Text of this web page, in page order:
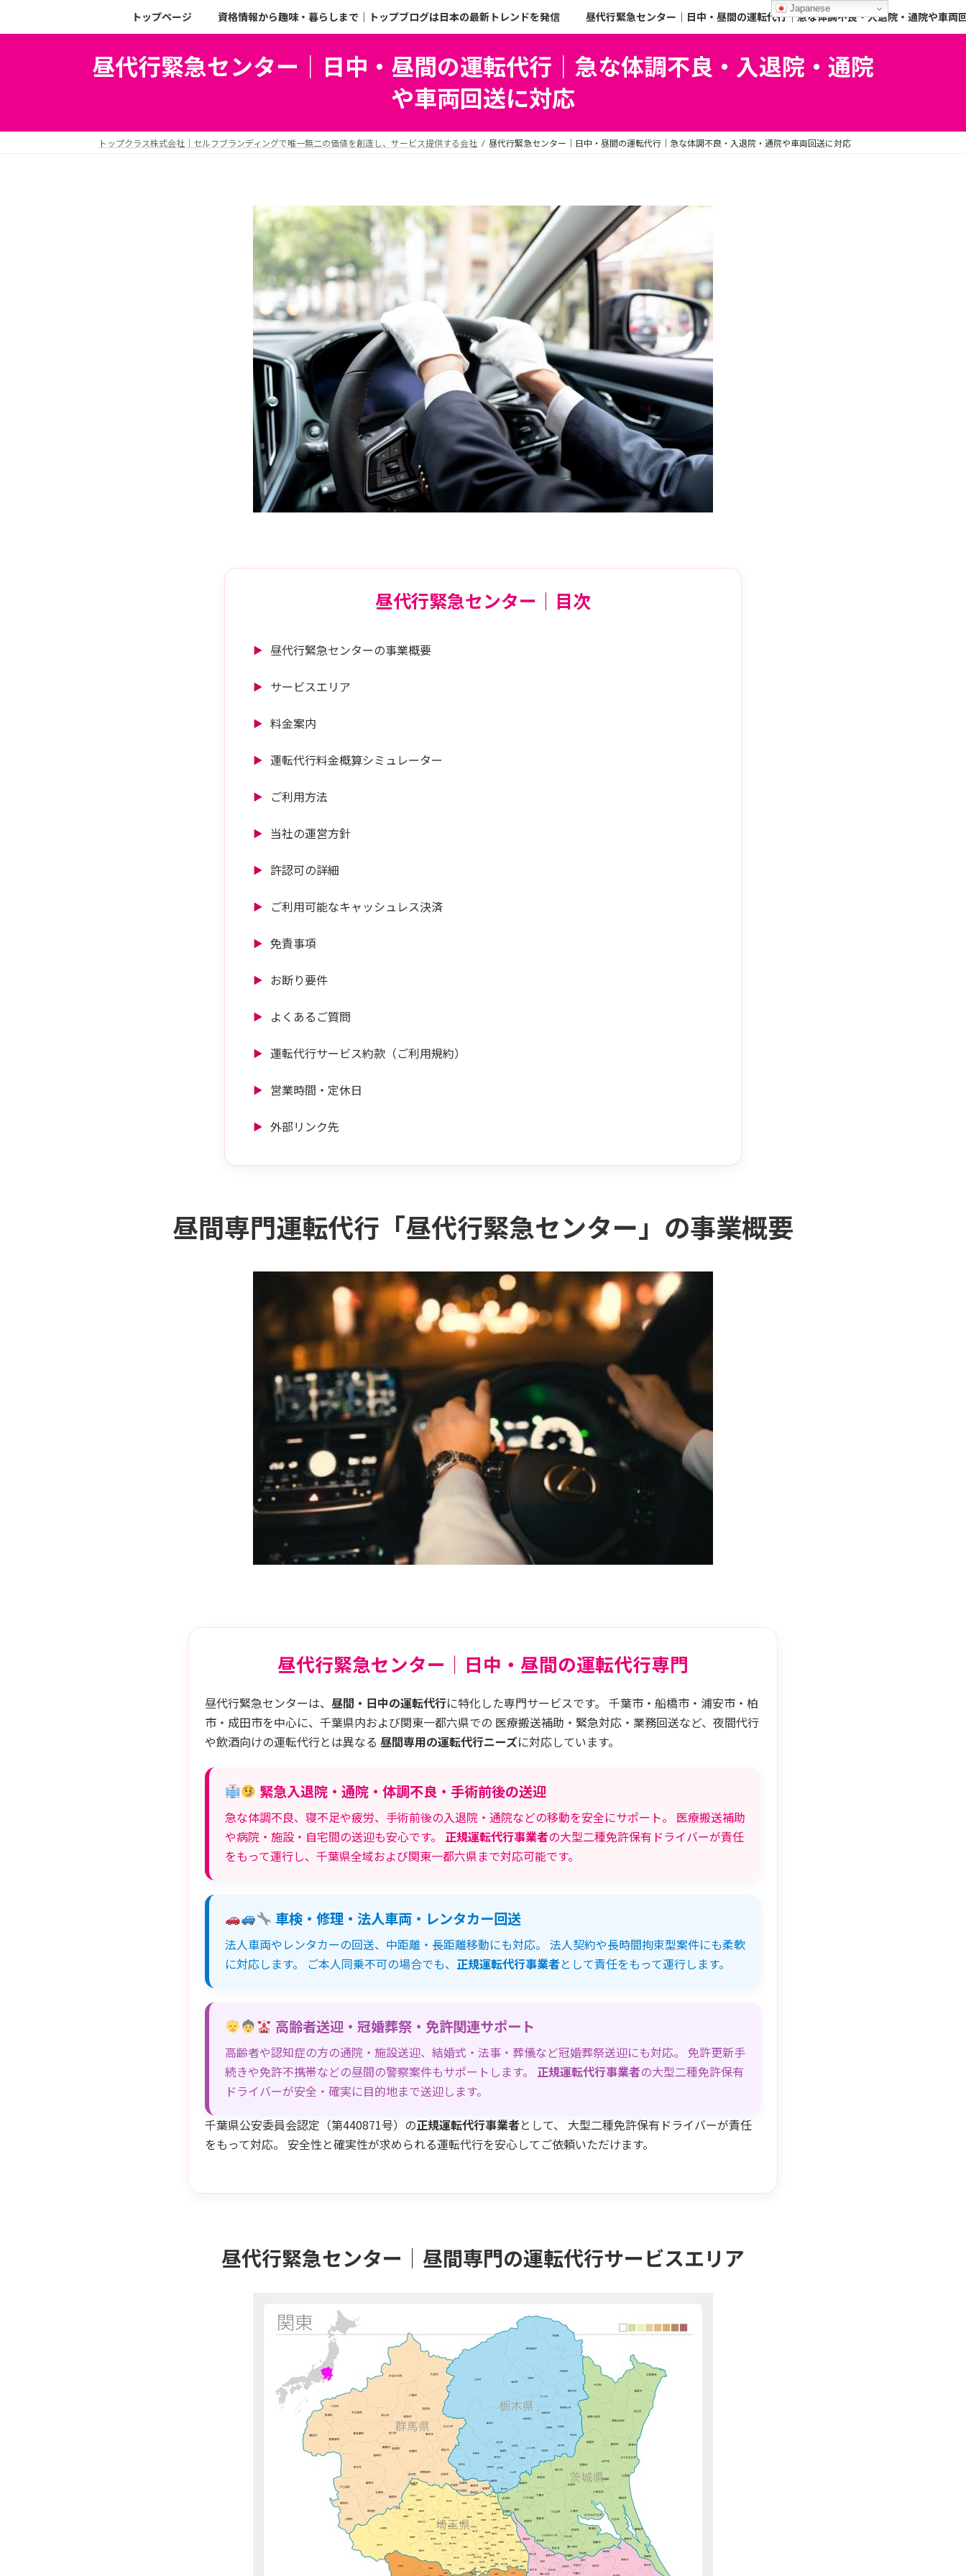
トップページ 資格情報から趣味・暮らしまで｜トップブログは日本の最新トレンドを発信 昼代行緊急センター｜日中・昼間の運転代行｜急な体調不良・入退院・通院や車両
昼代行緊急センター｜日中・昼間の運転代行｜急な体調不良・入退院・通院
や車両回送に対応
トップクラス株式会社｜セルフブランディングで唯一無二の価値を創造し、サービス提供する会社 昼代行緊急センター｜日中・昼間の運転代行｜急な体調不良・入退院・通院や車両回送に対応
昼代行緊急センター｜目次
昼代行緊急センターの事業概要
サービスエリア
料金案内
運転代行料金概算シミュレーター
ご利用方法
当社の運営方針
許認可の詳細
ご利用可能なキャッシュレス決済
免責事項
お断り要件
よくあるご質問
運転代行サービス約款（ご利用規約）
営業時間・定休日
外部リンク先
昼間専門運転代行「昼代行緊急センター」の事業概要
昼代行緊急センター｜日中・昼間の運転代行専門
昼代行緊急センターは、 昼間・日中の運転代行に特化した専門サービスです。 千葉市・船橋市・浦安市・柏
市・成田市を中心に、千葉県内および関東一都六県での 医療搬送補助・緊急対応・業務回送など、夜間代行
や飲酒向けの運転代行とは異なる 昼間専用の運転代行ニーズに対応しています。
緊急入退院・通院・体調不良・手術前後の送迎
急な体調不良、寝不足や疲労、手術前後の入退院・通院などの移動を安全にサポート。 医療搬送補助
や病院・施設・自宅間の送迎も安心です。 正規運転代行事業者の大型二種免許保有ドライバーが責任
をもって運行し、千葉県全域および関東一都六県まで対応可能です。
車検・修理・法人車両・レンタカー回送
法人車両やレンタカーの回送、中距離・長距離移動にも対応。 法人契約や長時間拘束型案件にも柔軟
に対応します。 ご本人同乗不可の場合でも、 正規運転代行事業者として責任をもって運行します。
高齢者送迎・冠婚葬祭・免許関連サポート
高齢者や認知症の方の通院・施設送迎、結婚式・法事・葬儀など冠婚葬祭送迎にも対応。 免許更新手
続きや免許不携帯などの昼間の警察案件もサポートします。 正規運転代行事業者の大型二種免許保有
ドライバーが安全・確実に目的地まで送迎します。
千葉県公安委員会認定（第440871号）の正規運転代行事業者として、 大型二種免許保有ドライバーが責任
をもって対応。 安全性と確実性が求められる運転代行を安心してご依頼いただけます。
昼代行緊急センター｜昼間専門の運転代行サービスエリア
Japanese